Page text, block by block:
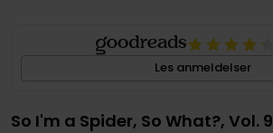
Les anmeldelser
So I'm a Spider, So What?, Vol. 9